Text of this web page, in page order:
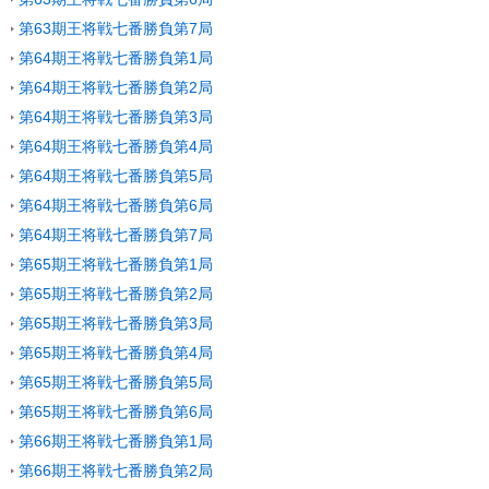
第63期王将戦七番勝負第7局
第64期王将戦七番勝負第1局
第64期王将戦七番勝負第2局
第64期王将戦七番勝負第3局
第64期王将戦七番勝負第4局
第64期王将戦七番勝負第5局
第64期王将戦七番勝負第6局
第64期王将戦七番勝負第7局
第65期王将戦七番勝負第1局
第65期王将戦七番勝負第2局
第65期王将戦七番勝負第3局
第65期王将戦七番勝負第4局
第65期王将戦七番勝負第5局
第65期王将戦七番勝負第6局
第66期王将戦七番勝負第1局
第66期王将戦七番勝負第2局